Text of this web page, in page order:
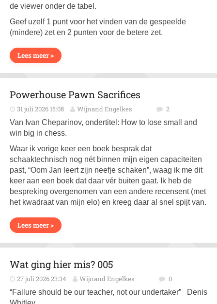
de viewer onder de tabel.
Geef uzelf 1 punt voor het vinden van de gespeelde
(mindere) zet en 2 punten voor de betere zet.
Lees meer >
Powerhouse Pawn Sacrifices
31 juli 2026 15:08 Wijnand Engelkes 2
Van Ivan Cheparinov, ondertitel: How to lose small and
win big in chess.
Waar ik vorige keer een boek besprak dat
schaaktechnisch nog nét binnen mijn eigen capaciteiten
past, “Oom Jan leert zijn neefje schaken”, waag ik me dit
keer aan een boek dat daar vér buiten gaat. Ik heb de
bespreking overgenomen van een andere recensent (met
het kwadraat van mijn elo) en kreeg daar al snel spijt van.
Lees meer >
Wat ging hier mis? 005
27 juli 2026 23:34 Wijnand Engelkes 0
“Failure should be our teacher, not our undertaker” Denis